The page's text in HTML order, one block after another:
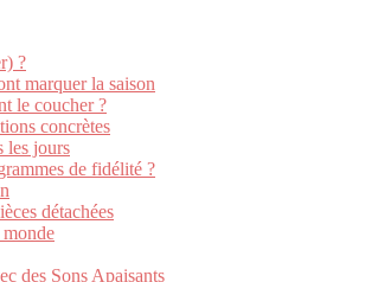
?
marquer la saison
le coucher ?
concrètes
les jours
de fidélité ?
détachées
des Sons Apaisants